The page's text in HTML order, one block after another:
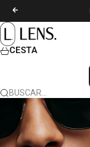
ANTERIOR
LENS. COLOMBIA
CESTA
BUSCAR…